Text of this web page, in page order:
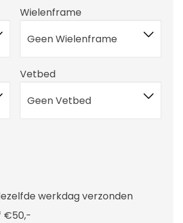
Wielenframe
Geen Wielenframe
Vetbed
Geen Vetbed
werkdag verzonden
€50,-